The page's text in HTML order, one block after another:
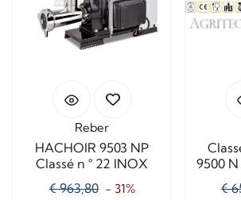
Reber
HACHOIR 9503 NP
Classé n ° 22 INOX
€ 963,80 - 31%
9500 N
€